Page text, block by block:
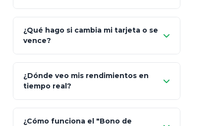
¿Qué hago si cambia mi tarjeta o se
vence?
"Link
de Cobro Seguro"
¿Dónde veo mis rendimientos en
tiempo real?
¿Cómo funciona el "Bono de